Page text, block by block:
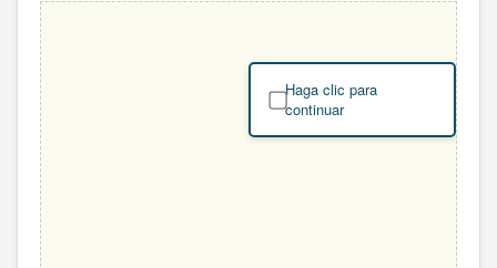
Haga clic para
continuar